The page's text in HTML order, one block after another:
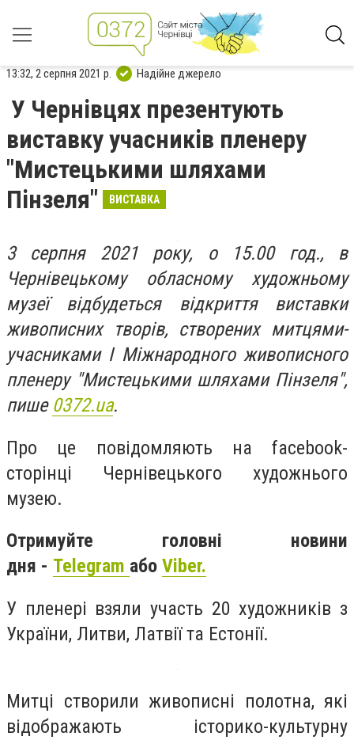
13:32, 2 серпня 2021 р. Надійне джерело
У Чернівцях презентують
виставку учасників пленеру
"Мистецькими шляхами
Пінзеля"
ВИСТАВКА
3 серпня 2021 року, о 15.00 год., в
Чернівецькому обласному художньому
музеї відбудеться відкриття виставки
живописних творів, створених митцями-
учасниками І Міжнародного живописного
пленеру "Мистецькими шляхами Пінзеля",
пише 0372.ua.
Про це повідомляють на facebook-
сторінці Чернівецького художнього
музею.
Отримуйте головні новини
дня - Telegram або Viber.
У пленері взяли участь 20 художників з
України, Литви, Латвії та Естонії.
Митці створили живописні полотна, які
відображають історико-культурну